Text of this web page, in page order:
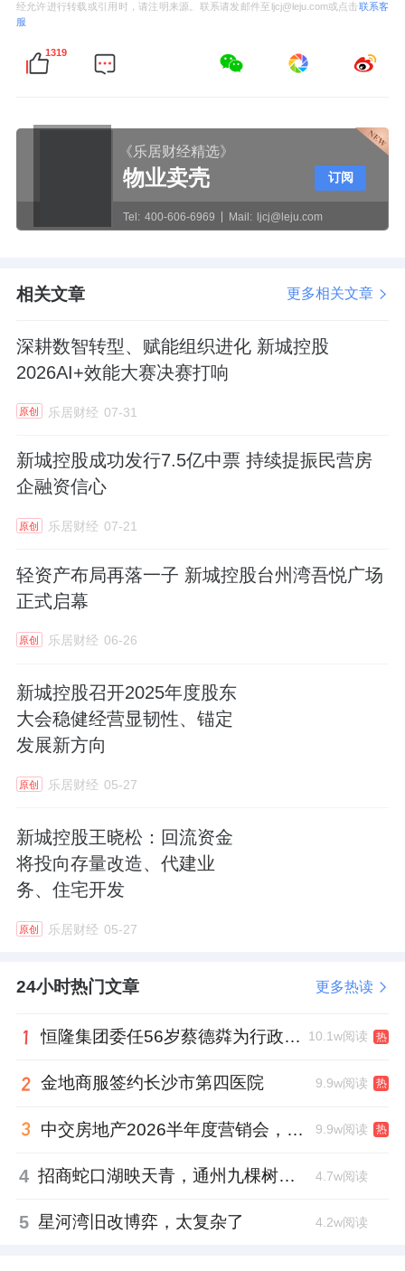
经允许进行转载或引用时，请注明来源。联系请发邮件至ljcj@leju.com或点击联系客
服
1319
《乐居财经精选》
物业卖壳
Tel: 400-606-6969 Mail: ljcj@leju.com
订阅
相关文章 更多相关文章
深耕数智转型、赋能组织进化 新城控股
2026AI+效能大赛决赛打响
原创 乐居财经 07-31
新城控股成功发行7.5亿中票 持续提振民营房
企融资信心
原创 乐居财经 07-21
轻资产布局再落一子 新城控股台州湾吾悦广场
正式启幕
原创 乐居财经 06-26
新城控股召开2025年度股东
大会稳健经营显韧性、锚定
发展新方向
原创 乐居财经 05-27
新城控股王晓松：回流资金
将投向存量改造、代建业
务、住宅开发
原创 乐居财经 05-27
24小时热门文章 更多热读
恒隆集团委任56岁蔡德粦为行政总裁、年薪2052万港元，曾任星巴克中国CEO 10.1w阅读 热
金地商服签约长沙市第四医院 9.9w阅读 热
中交房地产2026半年度营销会，绿城祝军现身了 9.9w阅读 热
4 招商蛇口湖映天青，通州九棵树首座宋韵新盘 4.7w阅读
5 星河湾旧改博弈，太复杂了 4.2w阅读